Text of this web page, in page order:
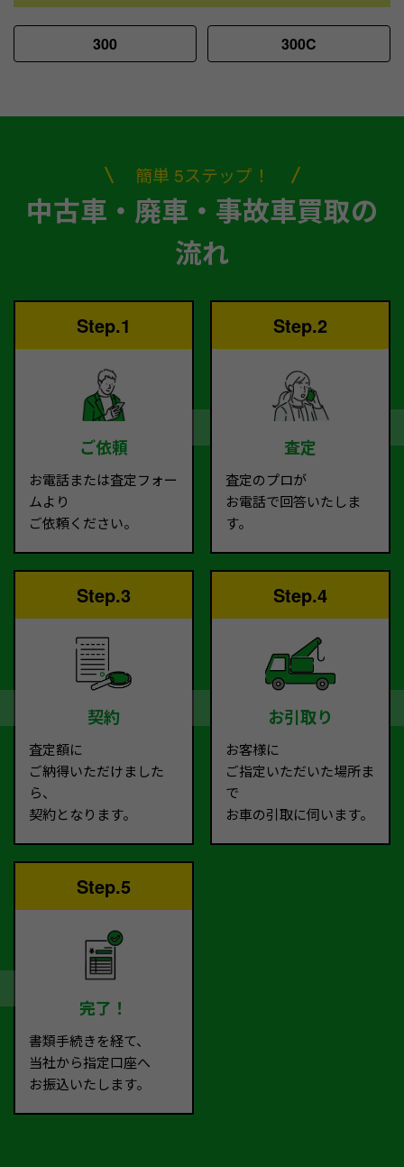
300 300C
簡単 5ステップ！
中古車・廃車・事故車買取の
流れ
Step.1
ご依頼
お電話または査定フォー
ムより
ご依頼ください。
Step.2
査定
査定のプロが
お電話で回答いたしま
す。
Step.3
契約
査定額に
ご納得いただけました
ら、
契約となります。
Step.4
お引取り
お客様に
ご指定いただいた場所ま
で
お車の引取に伺います。
Step.5
完了！
書類手続きを経て、
当社から指定口座へ
お振込いたします。